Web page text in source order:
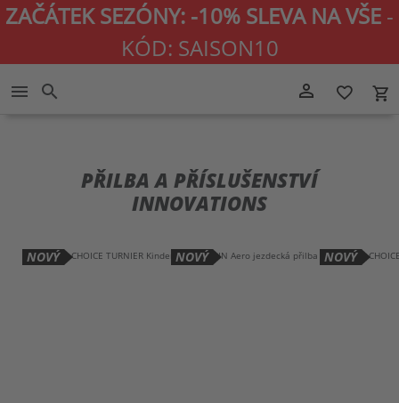
ZAČÁTEK SEZÓNY: -10% SLEVA NA VŠE -
KÓD: SAISON10
person_outline favorite_border local_grocery_store
menu search
PŘILBA A PŘÍSLUŠENSTVÍ
INNOVATIONS
NOVÝ NOVÝ NOVÝ